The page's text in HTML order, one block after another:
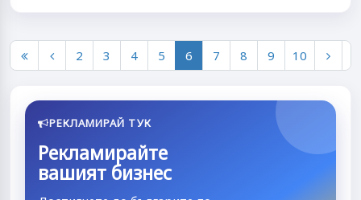
2 3 4 5 6 7 8 9 10
РЕКЛАМИРАЙ ТУК
Рекламирайте
вашият бизнес